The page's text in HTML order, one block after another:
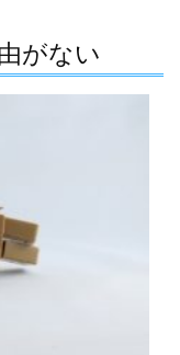
がない